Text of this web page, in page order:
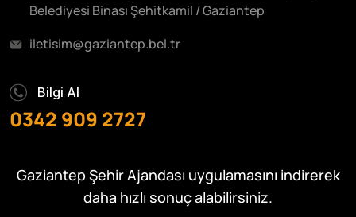
Belediyesi Binası Şehitkamil / Gaziantep
iletisim@gaziantep.bel.tr
Bilgi Al
0342 909 2727
Gaziantep Şehir Ajandası uygulamasını indirerek
daha hızlı sonuç alabilirsiniz.